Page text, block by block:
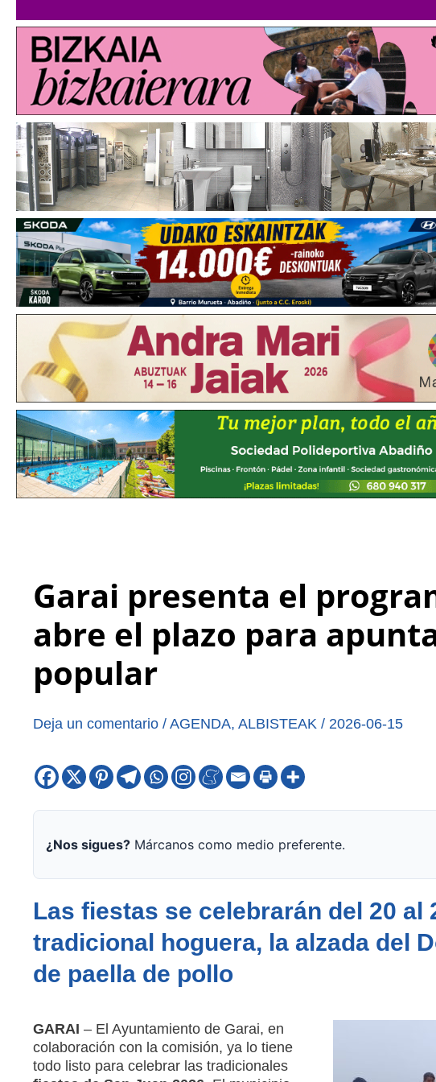
Garai presenta el
abre el plazo para
popular
Deja un comentario / AGENDA, ALBISTEAK / 2026-06-15
¿Nos sigues?Márcanos como medio preferente.
Las fiestas se celebrarán del 20 al
tradicional hoguera, la alzada del
de paella de pollo
GARAI – El Ayuntamiento de Garai, en
colaboración con la comisión, ya lo tiene
todo listo para celebrar las tradicionales